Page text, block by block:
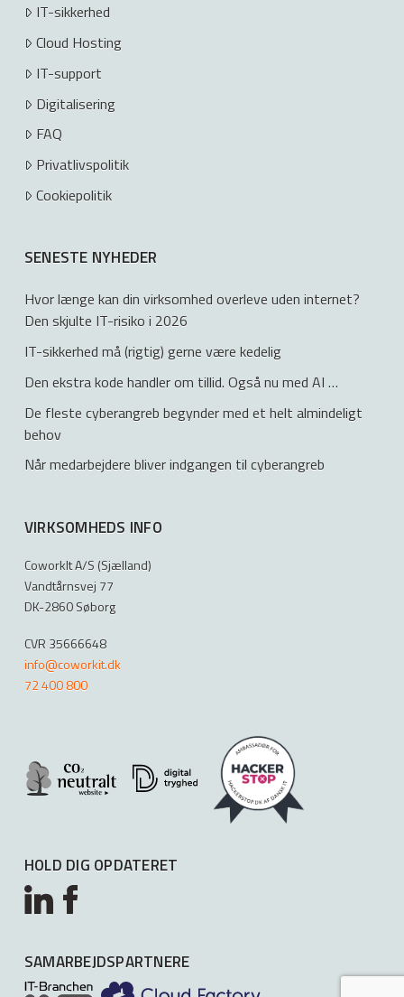
IT-sikkerhed
Cloud Hosting
IT-support
Digitalisering
FAQ
Privatlivspolitik
Cookiepolitik
SENESTE NYHEDER
Hvor længe kan din virksomhed overleve uden internet?
Den skjulte IT-risiko i 2026
IT-sikkerhed må (rigtig) gerne være kedelig
Den ekstra kode handler om tillid. Også nu med AI …
De fleste cyberangreb begynder med et helt almindeligt
behov
Når medarbejdere bliver indgangen til cyberangreb
VIRKSOMHEDS INFO
CoworkIt A/S (Sjælland)
Vandtårnsvej 77
DK-2860 Søborg
CVR 35666648
info@coworkit.dk
72 400 800
HOLD DIG OPDATERET
SAMARBEJDSPARTNERE